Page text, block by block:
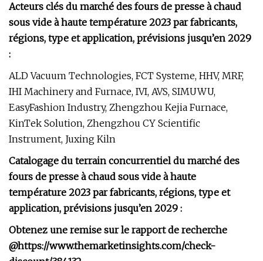
Acteurs clés du marché des fours de presse à chaud
sous vide à haute température 2023 par fabricants,
régions, type et application, prévisions jusqu’en 2029
:
ALD Vacuum Technologies, FCT Systeme, HHV, MRF,
IHI Machinery and Furnace, IVI, AVS, SIMUWU,
EasyFashion Industry, Zhengzhou Kejia Furnace,
KinTek Solution, Zhengzhou CY Scientific
Instrument, Juxing Kiln
Catalogage du terrain concurrentiel du marché des
fours de presse à chaud sous vide à haute
température 2023 par fabricants, régions, type et
application, prévisions jusqu’en 2029 :
Obtenez une remise sur le rapport de recherche
@https://www.themarketinsights.com/check-